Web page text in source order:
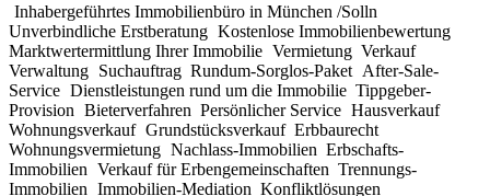
Inhabergeführtes Immobilienbüro in München /Solln
Unverbindliche Erstberatung Kostenlose Immobilienbewertung
Marktwertermittlung Ihrer Immobilie Vermietung Verkauf
Verwaltung Suchauftrag Rundum-Sorglos-Paket After-Sale-
Service Dienstleistungen rund um die Immobilie Tippgeber-
Provision Bieterverfahren Persönlicher Service Hausverkauf
Wohnungsverkauf Grundstücksverkauf Erbbaurecht
Wohnungsvermietung Nachlass-Immobilien Erbschafts-
Immobilien Verkauf für Erbengemeinschaften Trennungs-
Immobilien Immobilien-Mediation Konfliktlösungen